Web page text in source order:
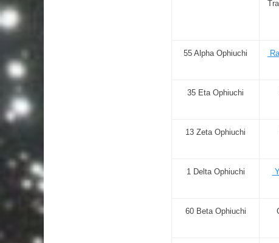
55 Alpha Ophiuchi
35 Eta Ophiuchi
13 Zeta Ophiuchi
1 Delta Ophiuchi
60 Beta Ophiuchi